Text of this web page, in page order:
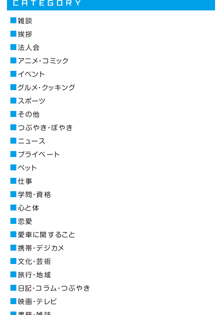
雑談
挨拶
法人会
アニメ・コミック
イベント
グルメ・クッキング
スポーツ
その他
つぶやき・ぼやき
ニュース
プライベート
ペット
仕事
学問・資格
心と体
恋愛
愛車に関すること
携帯・デジカメ
文化・芸術
旅行・地域
日記・コラム・つぶやき
映画・テレビ